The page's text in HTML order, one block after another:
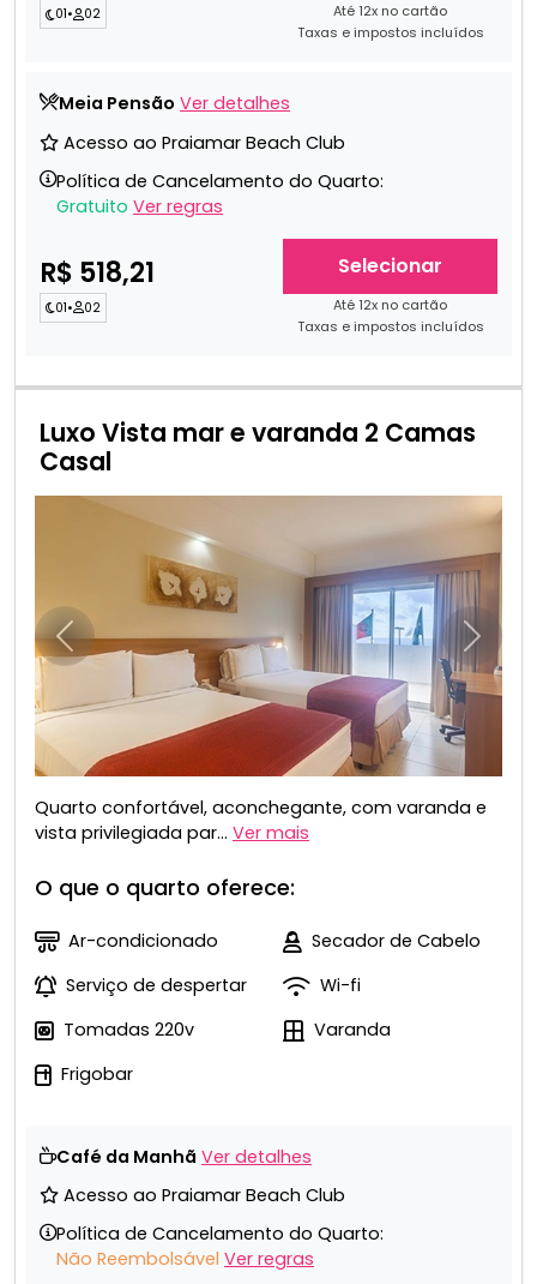
01• 02
Até 12x no cartão
Taxas e impostos incluídos
Meia Pensão Ver detalhes
Acesso ao Praiamar Beach Club
Política de Cancelamento do Quarto:
Gratuito Ver regras
R$ 518,21
01• 02
Selecionar
Até 12x no cartão
Taxas e impostos incluídos
Luxo Vista mar e varanda 2 Camas
Casal
Anterior
Quarto confortável, aconchegante, com varanda e
vista privilegiada par... Ver mais
O que o quarto oferece:
Ar-condicionado
Secador de Cabelo
Serviço de despertar
Wi-fi
Tomadas 220v
Varanda
Frigobar
Café da Manhã Ver detalhes
Acesso ao Praiamar Beach Club
Política de Cancelamento do Quarto:
Não Reembolsável Ver regras